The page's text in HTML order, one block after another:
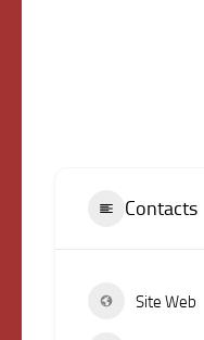
Contacts
Site Web